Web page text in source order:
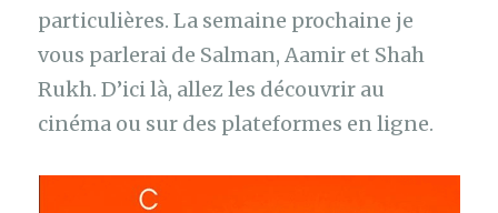
particulières. La semaine prochaine je
vous parlerai de Salman, Aamir et Shah
Rukh. D’ici là, allez les découvrir au
cinéma ou sur des plateformes en ligne.